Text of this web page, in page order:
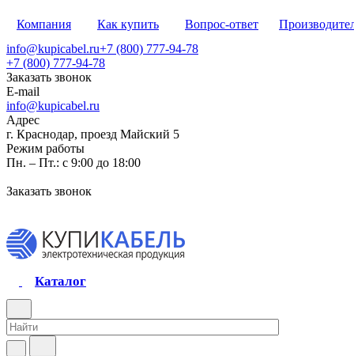
Компания Как купить Вопрос-ответ
info@kupicabel.ru+7 (800) 777-94-78
+7 (800) 777-94-78
Заказать звонок
E-mail
info@kupicabel.ru
Адрес
г. Краснодар, проезд Майский 5
Режим работы
Пн. – Пт.: с 9:00 до 18:00
Заказать звонок
Каталог